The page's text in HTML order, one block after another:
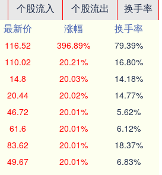
个股流入 个股流出
换手率
最新价 涨幅
换手率
116.52 396.89% 79.39%
110.02 20.21% 16.80%
14.8 20.03% 14.18%
20.44 20.02% 14.77%
46.72 20.01% 5.62%
61.6 20.01% 6.12%
83.62 20.01% 18.37%
49.67 20.01% 6.83%